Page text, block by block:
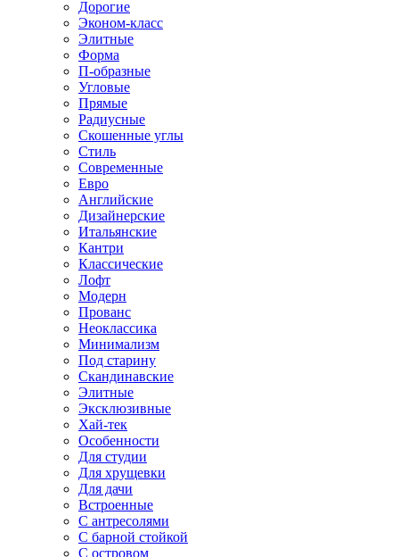
Дорогие
Эконом-класс
Элитные
Форма
П-образные
Угловые
Прямые
Радиусные
Скошенные углы
Стиль
Современные
Евро
Английские
Дизайнерские
Итальянские
Кантри
Классические
Лофт
Модерн
Прованс
Неоклассика
Минимализм
Под старину
Скандинавские
Элитные
Эксклюзивные
Хай-тек
Особенности
Для студии
Для хрущевки
Для дачи
Встроенные
С антресолями
С барной стойкой
С островом